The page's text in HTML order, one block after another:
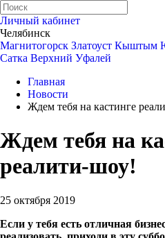
Личный кабинет
Челябинск
Магнитогорск Златоуст Кыштым
Сатка Верхний Уфалей
Главная
Новости
Ждем тебя на кастинге
Ждем тебя на
реалити-шоу!
25 октября 2019
Если у тебя есть отличная